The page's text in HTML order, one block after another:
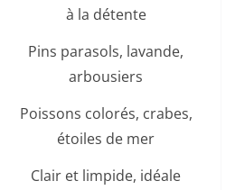
à la détente
Pins parasols, lavande,
arbousiers
Poissons colorés, crabes,
étoiles de mer
Clair et limpide, idéale